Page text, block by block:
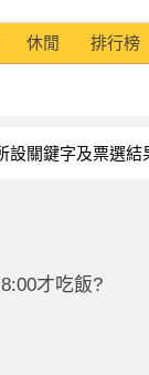
休閒 排行榜
設關鍵字及票選結
才吃飯?